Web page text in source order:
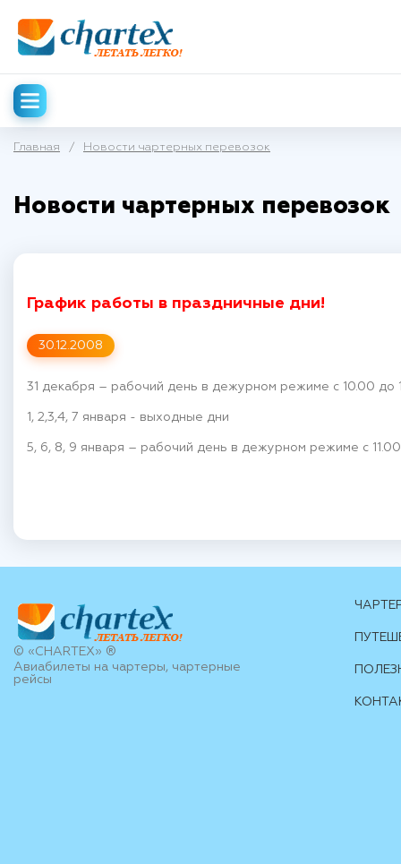
Главная / Новости чартерных перевозок
Новости чартерных перевозок
30.12.2008
График работы в праздничные дни!
31 декабря – рабочий день в дежурном режиме с 10.00 до
1, 2,3,4, 7 января - выходные дни
5, 6, 8, 9 января – рабочий день в дежурном режиме с
© «CHARTEX» ®
Авиабилеты на чартеры, чартерные
рейсы